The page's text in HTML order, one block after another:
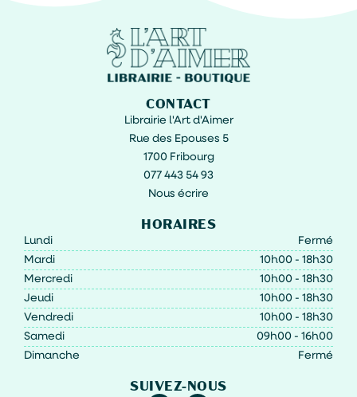
CONTACT
Librairie l'Art d'Aimer
Rue des Epouses 5
1700 Fribourg
077 443 54 93
Nous écrire
HORAIRES
Lundi
Fermé
Mardi
10h00 - 18h30
Mercredi
10h00 - 18h30
Jeudi
10h00 - 18h30
Vendredi
10h00 - 18h30
Samedi
09h00 - 16h00
Dimanche
Fermé
SUIVEZ-NOUS